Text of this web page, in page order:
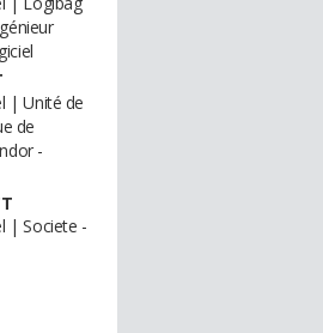
| Unité de
de
-
| Societe -